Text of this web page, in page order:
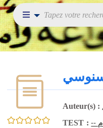
0/5
Auteur(s) :
TEST :زين العابدين, ‏السنوسي ‏1901م-1965م --